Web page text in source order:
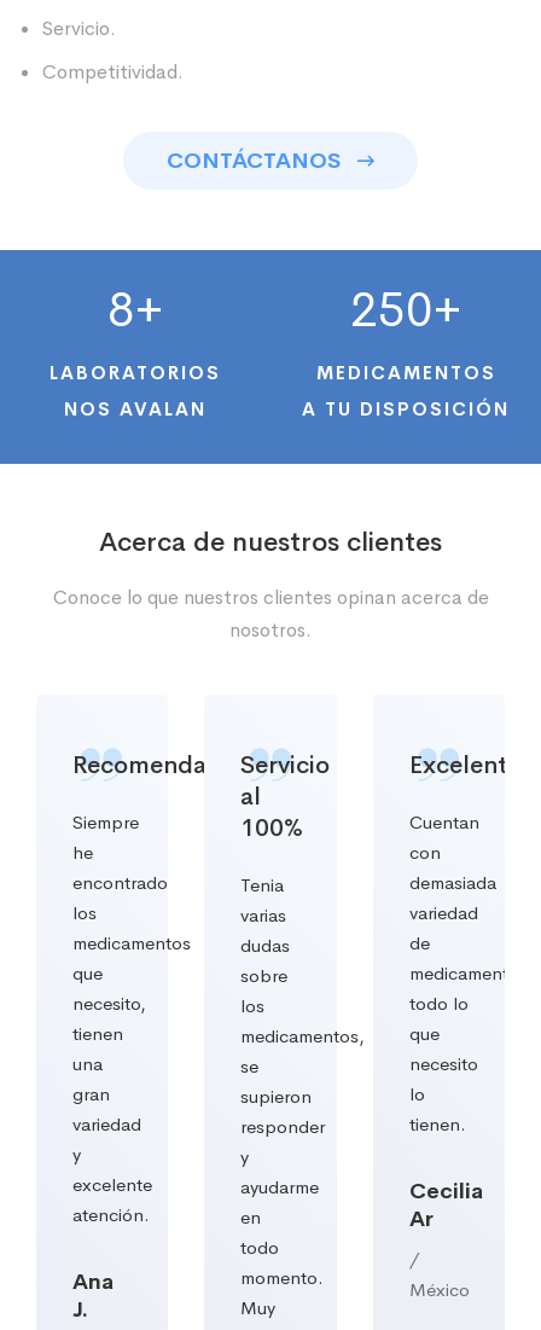
Servicio.
Competitividad.
CONTÁCTANOS
8+
LABORATORIOS
NOS AVALAN
250+
MEDICAMENTOS
A TU DISPOSICIÓN
Acerca de nuestros clientes
Conoce lo que nuestros clientes opinan acerca de
nosotros.
Recomendados
Siempre
he
encontrado
los
medicamentos
que
necesito,
tienen
una
gran
variedad
y
excelente
atención.
Ana
J.
Servicio
al
100%
Tenia
varias
dudas
sobre
los
medicamentos,
se
supieron
responder
y
ayudarme
en
todo
momento.
Muy
Excelente
Cuentan
con
demasiada
variedad
de
medicamentos,
todo lo
que
necesito
lo
tienen.
Cecilia
Ar
/
México